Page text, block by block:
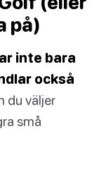
på)
inte bara
också
du väljer
små